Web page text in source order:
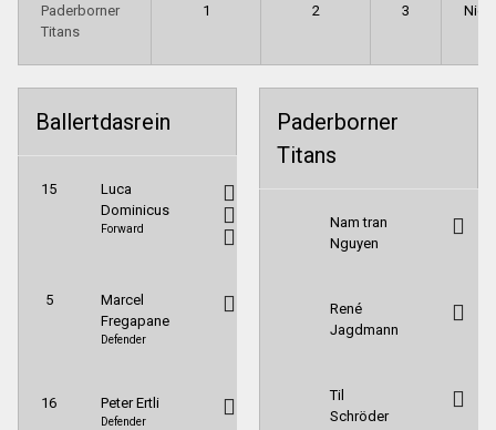
Paderborner
Titans
1 2 3
Ballertdasrein
15
Luca
Dominicus
Forward
5
Marcel
Fregapane
Defender
16 Peter Ertli
Defender
Paderborner
Titans
Nam tran
Nguyen
René
Jagdmann
Til
Schröder